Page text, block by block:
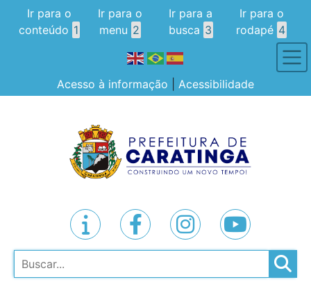
Ir para o
conteúdo 1
Ir para o
menu 2
Ir para a
busca 3
Ir para o
rodapé 4
Acesso à informação Acessibilidade
Pesquisar